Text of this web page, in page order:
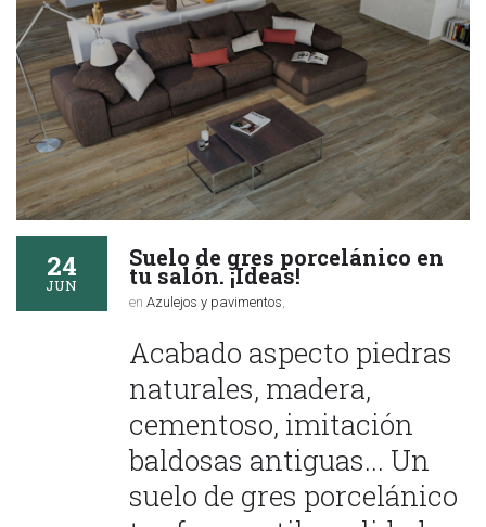
24
JUN
Suelo de gres porcelánico en
tu salón. ¡Ideas!
en Azulejos y pavimentos
Acabado aspecto piedras
naturales, madera,
cementoso, imitación
baldosas antiguas... Un
suelo de gres porcelánico